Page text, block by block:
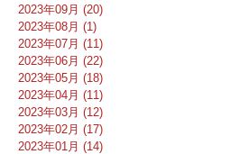
2023年09月 (20)
2023年08月 (1)
2023年07月 (11)
2023年06月 (22)
2023年05月 (18)
2023年04月 (11)
2023年03月 (12)
2023年02月 (17)
2023年01月 (14)